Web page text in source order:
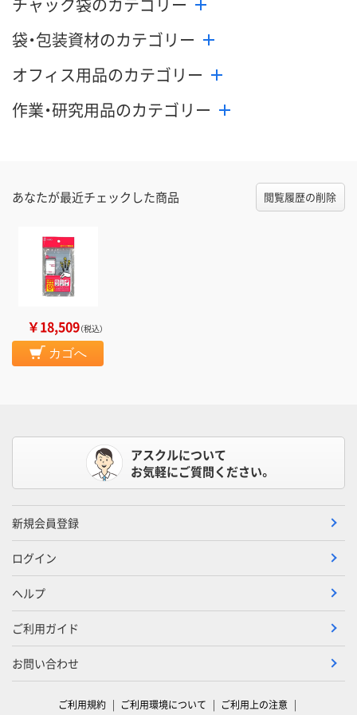
袋・包装資材のカテゴリー
オフィス用品のカテゴリー
作業・研究用品のカテゴリー
あなたが最近チェックした商品 閲覧履歴の削除
￥18,509（税込）
カゴへ
アスクルについて
お気軽にご質問ください。
新規会員登録
ログイン
ヘルプ
ご利用ガイド
お問い合わせ
ご利用規約 ご利用環境について ご利用上の注意